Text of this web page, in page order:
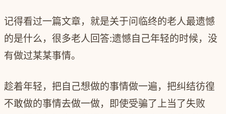
记得看过一篇文章，就是关于问临终的老人最遗憾
的是什么，很多老人回答:遗憾自己年轻的时候，没
有做过某某事情。
趁着年轻，把自己想做的事情做一遍，把纠结彷徨
不敢做的事情去做一做，即使受骗了上当了失败